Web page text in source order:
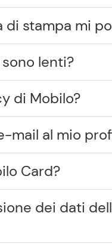
di stampa mi
lenti?
di Mobilo?
mail al mio
Card?
dei dati